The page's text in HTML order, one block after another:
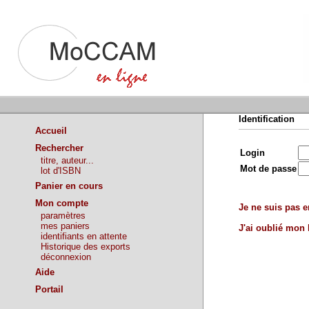
Accueil
Rechercher
titre, auteur...
lot d'ISBN
Panier en cours
Mon compte
paramètres
mes paniers
identifiants en attente
Historique des exports
déconnexion
Aide
Portail
Identification
Login
Mot de passe
Je ne suis pas
J'ai oublié mon